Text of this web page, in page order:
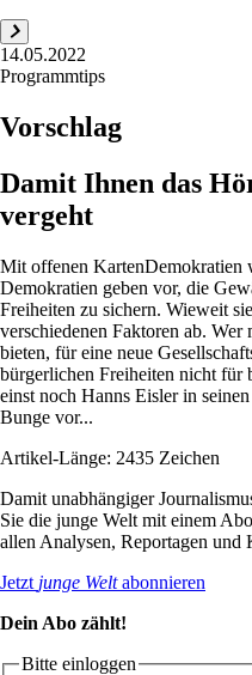
14.05.2022
Programmtips
Vorschlag
Damit Ihnen das
vergeht
Mit offenen
Demokratien geben vor, die
Freiheiten zu sichern. Wieweit
verschiedenen Faktoren ab.
bieten, für eine neue
bürgerlichen Freiheiten nicht für
einst noch Hanns Eisler in
Bunge vor...
Artikel-Länge: 2435 Zeichen
Damit unabhängiger
Sie die junge Welt mit einem
allen Analysen, Reportagen und
Jetzt junge Weltabonnieren
Dein Abo zählt!
Bitte einloggen